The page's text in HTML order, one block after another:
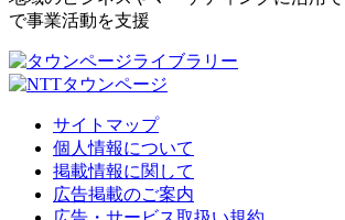
で事業活動を支援
サイトマップ
個人情報について
掲載情報に関して
広告掲載のご案内